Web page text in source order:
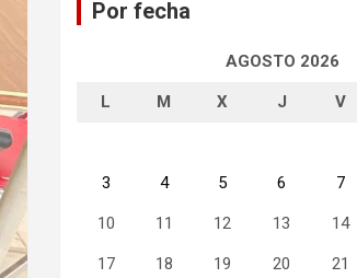
Por fecha
AGOSTO 2026
L M X J V
3 4 5 6 7
10 11 12 13 14
17 18 19 20 21